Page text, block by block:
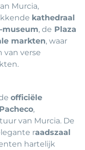
Murcia,
kathedraal
museum, de Plaza
markten, waar
van verse
officiële
,
van Murcia. De
raadszaal
hartelijk